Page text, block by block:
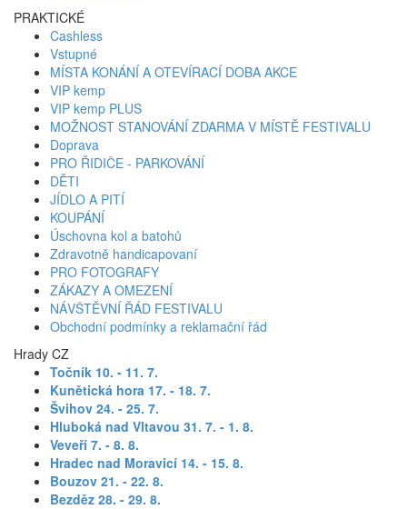
PRAKTICKÉ
Cashless
Vstupné
MÍSTA KONÁNÍ A OTEVÍRACÍ DOBA AKCE
VIP kemp
VIP kemp PLUS
MOŽNOST STANOVÁNÍ ZDARMA V MÍSTĚ FESTIVALU
Doprava
PRO ŘIDIČE - PARKOVÁNÍ
DĚTI
JÍDLO A PITÍ
KOUPÁNÍ
Úschovna kol a batohů
Zdravotně handicapovaní
PRO FOTOGRAFY
ZÁKAZY A OMEZENÍ
NÁVŠTĚVNÍ ŘÁD FESTIVALU
Obchodní podmínky a reklamační řád
Hrady CZ
Točník 10. - 11. 7.
Kunětická hora 17. - 18. 7.
Švihov 24. - 25. 7.
Hluboká nad Vltavou 31. 7. - 1. 8.
Veveří 7. - 8. 8.
Hradec nad Moravicí 14. - 15. 8.
Bouzov 21. - 22. 8.
Bezděz 28. - 29. 8.